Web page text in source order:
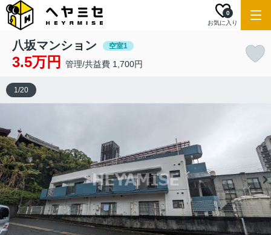
お気に入り
0
八坂マンション 空室1
3.5万円 管理/共益費 1,700円
1/20